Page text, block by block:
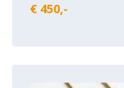
€ 450,-